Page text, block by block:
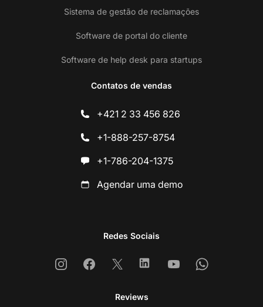
Sistema de gestão de reclamações
Software de portal do cliente
Software de help desk para startups
Contatos de vendas
+421 2 33 456 826
+1-888-257-8754
+1-786-204-1375
Agendar uma demo
Redes Sociais
InstagramFacebook
X LinkedinYoutubeWhatsapp
Reviews